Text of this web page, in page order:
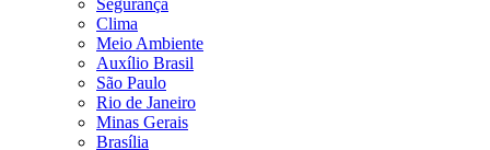
Clima
Meio Ambiente
Auxílio Brasil
São Paulo
Rio de Janeiro
Minas Gerais
Brasília